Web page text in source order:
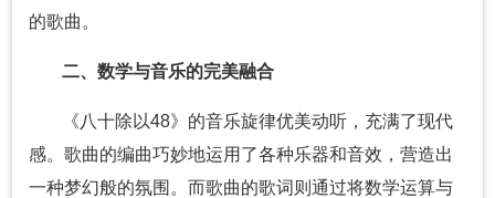
的歌曲。
二、数学与音乐的完美融合
《八十除以48》的音乐旋律优美动听，充满了现代
感。歌曲的编曲巧妙地运用了各种乐器和音效，营造出
一种梦幻般的氛围。而歌曲的歌词则通过将数学运算与